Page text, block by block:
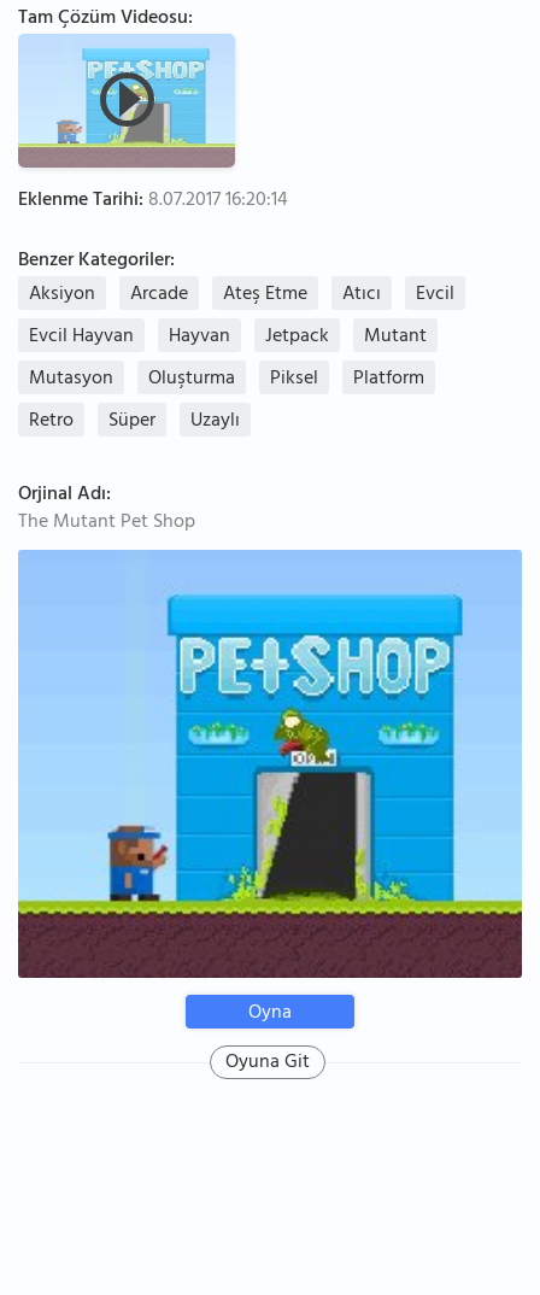
Tam Çözüm Videosu:
Eklenme Tarihi: 8.07.2017 16:20:14
Benzer Kategoriler:
Aksiyon
Arcade Ateş Etme Atıcı
Evcil
Evcil Hayvan
Hayvan Jetpack
Mutant
Mutasyon
Oluşturma Piksel
Platform
Retro
Süper Uzaylı
Orjinal Adı:
The Mutant Pet Shop
Oyna
Oyuna Git